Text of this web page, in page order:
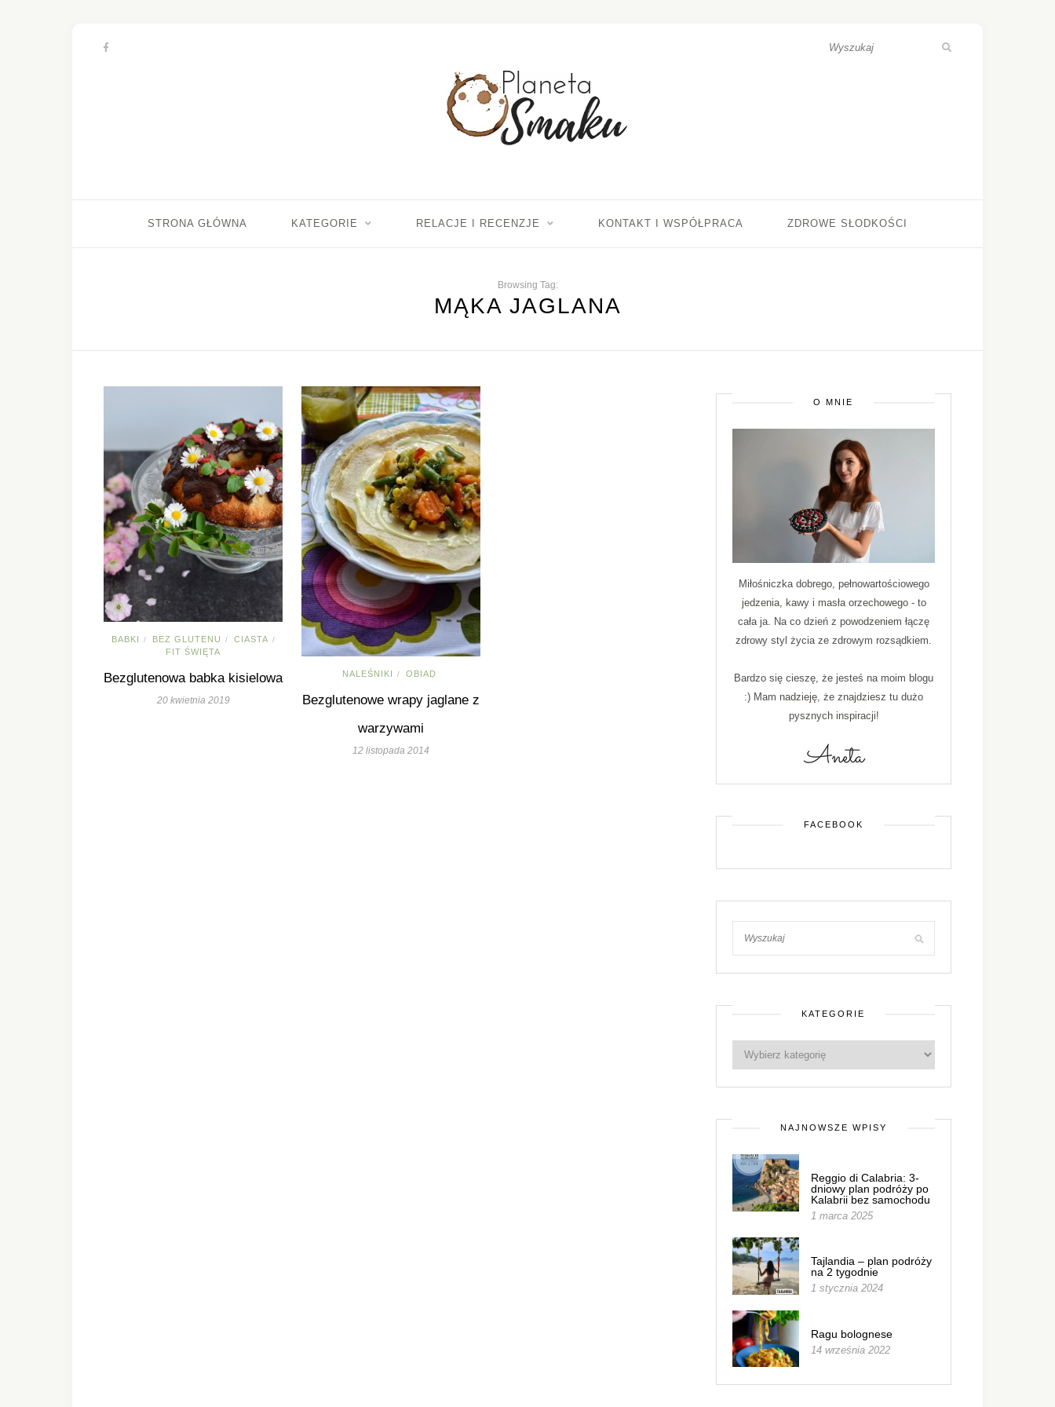
STRONA GŁÓWNA KATEGORIE RELACJE I RECENZJE KONTAKT I WSPÓŁPRACA ZDROWE SŁODKOŚCI
Browsing Tag:
MĄKA JAGLANA
BABKI / BEZ GLUTENU / CIASTA /
FIT ŚWIĘTA
Bezglutenowa babka kisielowa
20 kwietnia 2019
NALEŚNIKI / OBIAD
Bezglutenowe wrapy jaglane z
warzywami
12 listopada 2014
O MNIE
Miłośniczka dobrego, pełnowartościowego
jedzenia, kawy i masła orzechowego - to
cała ja. Na co dzień z powodzeniem łączę
zdrowy styl życia ze zdrowym rozsądkiem.
Bardzo się cieszę, że jesteś na moim blogu
:) Mam nadzieję, że znajdziesz tu dużo
pysznych inspiracji!
FACEBOOK
KATEGORIE
NAJNOWSZE WPISY
Reggio di Calabria: 3-
dniowy plan podróży po
Kalabrii bez samochodu
1 marca 2025
Tajlandia – plan podróży
na 2 tygodnie
1 stycznia 2024
Ragu bolognese
14 września 2022